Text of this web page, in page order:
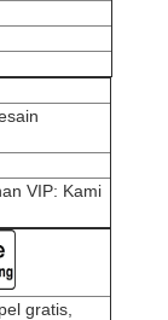
VIP: Kami
gratis,